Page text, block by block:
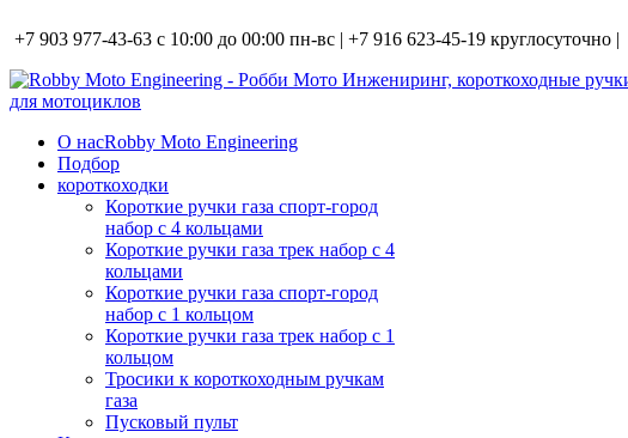
+7 903 977-43-63 с 10:00 до 00:00 пн-вс | +7 916 623-45-19 круглосуточно |
О насRobby Moto Engineering
Подбор
короткоходки
Короткие ручки газа спорт-город
набор с 4 кольцами
Короткие ручки газа трек набор с 4
кольцами
Короткие ручки газа спорт-город
набор с 1 кольцом
Короткие ручки газа трек набор с 1
кольцом
Тросики к короткоходным ручкам
газа
Пусковый пульт